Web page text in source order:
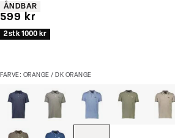
Produkt egenskaber
ÅNDBAR
I alt (inkl. rabat)
599 kr
2 stk 1000 kr
FARVE: ORANGE / DK ORANGE